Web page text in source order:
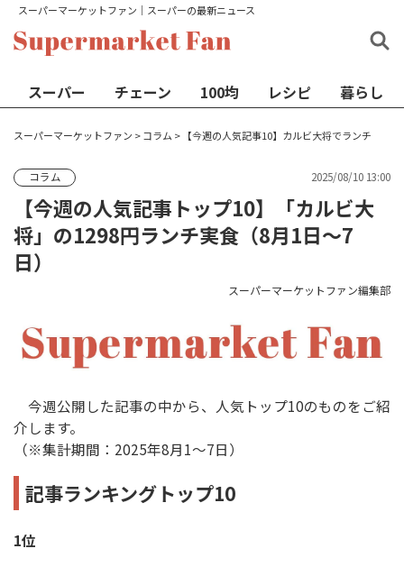
スーパーマーケットファン│スーパーの最新ニュース
スーパー チェーン 100均 レシピ 暮らし
スーパーマーケットファン >コラム > 【今週の人気記事10】カルビ大将でランチ
コラム 2025/08/10 13:00
【今週の人気記事トップ10】「カルビ大
将」の1298円ランチ実食（8月1日〜7
日）
スーパーマーケットファン編集部
今週公開した記事の中から、人気トップ10のものをご紹
介します。
（※集計期間：2025年8月1〜7日）
記事ランキングトップ10
1位